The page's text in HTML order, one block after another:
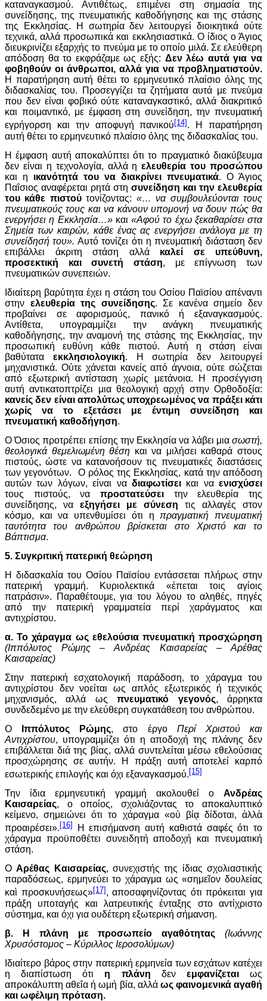
καταναγκασμού. Αντιθέτως, επιμένει στη σημασία της
συνείδησης, της πνευματικής καθοδήγησης και της στάσης
της Εκκλησίας. Η σωτηρία δεν λειτουργεί διοικητικά ούτε
τεχνικά, αλλά προσωπικά και εκκλησιαστικά. Ο ίδιος ο Άγιος
διευκρινίζει εξαρχής το πνεύμα με το οποίο μιλά. Σε ελεύθερη
απόδοση θα το εκφράζαμε ως εξής: Δεν λέω αυτά για να
φοβηθούν οι άνθρωποι, αλλά για να προβληματιστούν.
Η παρατήρηση αυτή θέτει το ερμηνευτικό πλαίσιο όλης της
διδασκαλίας του. Προσεγγίζει τα ζητήματα αυτά με πνεύμα
που δεν είναι φοβικό ούτε καταναγκαστικό, αλλά διακριτικό
και ποιμαντικό, με έμφαση στη συνείδηση, την πνευματική
εγρήγορση και την αποφυγή πανικού[14]. Η παρατήρηση
αυτή θέτει το ερμηνευτικό πλαίσιο όλης της διδασκαλίας του.
Η έμφαση αυτή αποκαλύπτει ότι το πραγματικό διακύβευμα
δεν είναι η τεχνολογία, αλλά ηελευθερία του προσώπου
και η ικανότητά του να διακρίνει πνευματικά. Ο Άγιος
Παΐσιος αναφέρεται ρητά στη συνείδηση και την ελευθερία
του κάθε πιστούτονίζοντας: «… να συμβουλεύονται τους
πνευματικούς τους και να κάνουν υπομονή να δουν πώς θα
ενεργήσει η Εκκλησία…»και «Αφού το έχω ξεκαθαρίσει στα
Σημεία των καιρών, κάθε ένας ας ενεργήσει ανάλογα με τη
συνείδησή του». Αυτό τονίζει ότι η πνευματική διάσταση δεν
επιβάλλει άκριτη στάση αλλά καλεί σε υπεύθυνη,
προσεκτική και συνετή στάση, με επίγνωση των
πνευματικών συνεπειών.
Ιδιαίτερη βαρύτητα έχει η στάση του Οσίου Παϊσίου απέναντι
στην ελευθερία της συνείδησης. Σε κανένα σημείο δεν
προβαίνει σε αφορισμούς, πανικό ή εξαναγκασμούς.
Αντίθετα, υπογραμμίζει την ανάγκη πνευματικής
καθοδήγησης, την αναμονή της στάσης της Εκκλησίας, την
προσωπική ευθύνη κάθε πιστού. Αυτή η στάση είναι
βαθύτατα εκκλησιολογική. Η σωτηρία δεν λειτουργεί
μηχανιστικά. Ούτε χάνεται κανείς από άγνοια, ούτε σώζεται
από εξωτερική αντίσταση χωρίς μετάνοια. Η προσέγγιση
αυτή αντικατοπτρίζει μια θεολογική αρχή στην Ορθοδοξία:
κανείς δεν είναι απολύτως υποχρεωμένος να πράξει κάτι
χωρίς να το εξετάσει με έντιμη συνείδηση και
πνευματική καθοδήγηση.
Ο Όσιος προτρέπει επίσης την Εκκλησία να λάβει μια σωστή,
θεολογικά θεμελιωμένη θέση και να μιλήσει καθαρά στους
πιστούς, ώστε να κατανοήσουν τις πνευματικές διαστάσεις
των γεγονότων. Ο ρόλος της Εκκλησίας, κατά την απόδοση
αυτών των λόγων, είναι να διαφωτίσεικαι να ενισχύσει
τους πιστούς, να προστατεύσει την ελευθερία της
συνείδησης, να εξηγήσει με σύνεση τις αλλαγές στον
κόσμο, και να υπενθυμίσει ότι η πραγματική πνευματική
ταυτότητα του ανθρώπου βρίσκεται στο Χριστό και το
Βάπτισμα.
5. Συγκριτική πατερική θεώρηση
Η διδασκαλία του Οσίου Παϊσίου εντάσσεται πλήρως στην
πατερική γραμμή. Κυριολεκτικά «έπεται τοις αγίοις
πατράσιν». Παραθέτουμε, για του λόγου το αληθές, πηγές
από την πατερική γραμματεία περί χαράγματος και
αντιχρίστου.
α. Το χάραγμα ως εθελούσια πνευματική προσχώρηση
(Ιππόλυτος Ρώμης – Ανδρέας Καισαρείας – Αρέθας
Καισαρείας)
Στην πατερική εσχατολογική παράδοση, το χάραγμα του
αντιχρίστου δεν νοείται ως απλός εξωτερικός ή τεχνικός
μηχανισμός, αλλά ωςπνευματικό γεγονός, άρρηκτα
συνδεδεμένο με την ελεύθερη συγκατάθεση του ανθρώπου.
Ο
Ιππόλυτος Ρώμης, στο έργο Περί Χριστού και
Αντιχρίστου, υπογραμμίζει ότι η αποδοχή της πλάνης δεν
επιβάλλεται διά της βίας, αλλά συντελείται μέσω εθελούσιας
προσχώρησης σε αυτήν. Η πράξη αυτή αποτελεί καρπό
εσωτερικής επιλογής και όχι εξαναγκασμού.[15]
Την ίδια ερμηνευτική γραμμή ακολουθεί ο Ανδρέας
Καισαρείας, ο οποίος, σχολιάζοντας το αποκαλυπτικό
κείμενο, σημειώνει ότι το χάραγμα «οὐ βίᾳ δίδοται, ἀλλὰ
προαιρέσει». [16]
Η επισήμανση αυτή καθιστά σαφές ότι το
χάραγμα προϋποθέτει συνειδητή αποδοχή και πνευματική
στάση.
ΟΑρέθας Καισαρείας, συνεχιστής της ίδιας σχολιαστικής
παραδόσεως, ερμηνεύει το χάραγμα ως «σημεῖον δουλείας
καὶ προσκυνήσεως»[17], αποσαφηνίζοντας ότι πρόκειται για
πράξη υποταγής και λατρευτικής ένταξης στο αντίχριστο
σύστημα, και όχι για ουδέτερη εξωτερική σήμανση.
β. Η πλάνη με προσωπείο αγαθότητας (Ιωάννης
Χρυσόστομος – Κύριλλος Ιεροσολύμων)
Ιδιαίτερο βάρος στην πατερική ερμηνεία των εσχάτων κατέχει
η διαπίστωση ότι η πλάνη δεν εμφανίζεταιως
απροκάλυπτη αθεΐα ή ωμή βία, αλλά ως φαινομενικά αγαθή
και ωφέλιμη πρόταση.